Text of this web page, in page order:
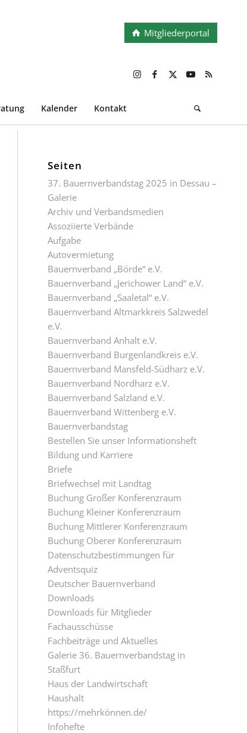
Mitgliederportal
Kalender Kontakt
Seiten
37. Bauernverbandstag 2025 in Dessau –
Galerie
Archiv und Verbandsmedien
Assoziierte Verbände
Aufgabe
Autovermietung
Bauernverband „Börde“ e.V.
Bauernverband „Jerichower Land“ e.V.
Bauernverband „Saaletal“ e.V.
Bauernverband Altmarkkreis Salzwedel
e.V.
Bauernverband Anhalt e.V.
Bauernverband Burgenlandkreis e.V.
Bauernverband Mansfeld-Südharz e.V.
Bauernverband Nordharz e.V.
Bauernverband Salzland e.V.
Bauernverband Wittenberg e.V.
Bauernverbandstag
Bestellen Sie unser Informationsheft
Bildung und Karriere
Briefe
Briefwechsel mit Landtag
Buchung Großer Konferenzraum
Buchung Kleiner Konferenzraum
Buchung Mittlerer Konferenzraum
Buchung Oberer Konferenzraum
Datenschutzbestimmungen für
Adventsquiz
Deutscher Bauernverband
Downloads
Downloads für Mitglieder
Fachausschüsse
Fachbeiträge und Aktuelles
Galerie 36. Bauernverbandstag in
Staßfurt
Haus der Landwirtschaft
Haushalt
https://mehrkönnen.de/
Infohefte